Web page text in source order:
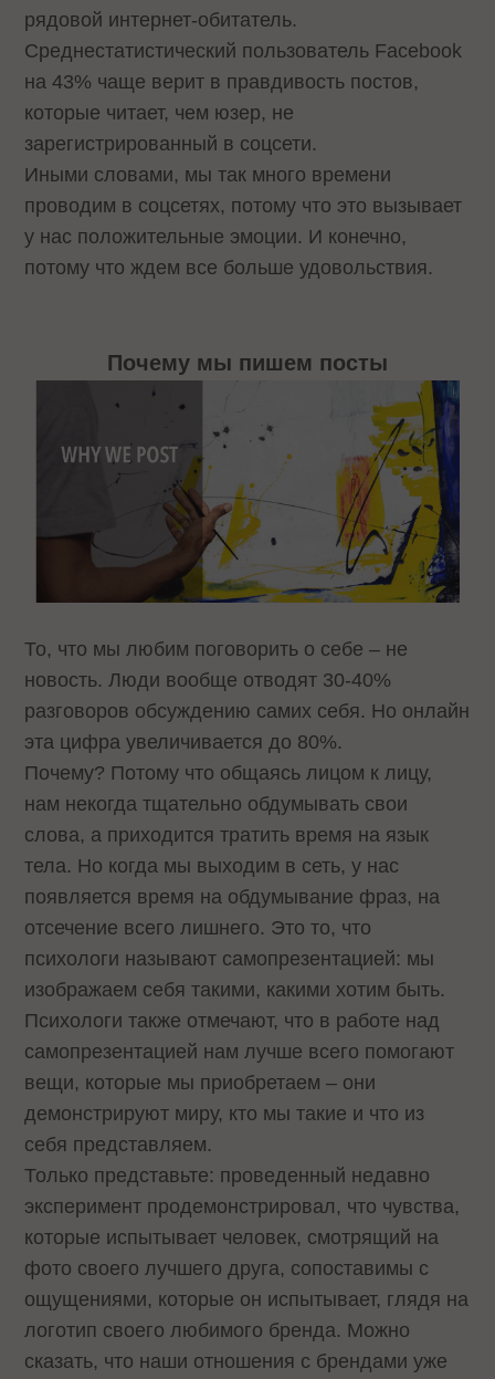
рядовой интернет-обитатель.
Среднестатистический пользователь Facebook
на 43% чаще верит в правдивость постов,
которые читает, чем юзер, не
зарегистрированный в соцсети.
Иными словами, мы так много времени
проводим в соцсетях, потому что это вызывает
у нас положительные эмоции. И конечно,
потому что ждем все больше удовольствия.
Почему мы пишем посты
То, что мы любим поговорить о себе – не
новость. Люди вообще отводят 30-40%
разговоров обсуждению самих себя. Но онлайн
эта цифра увеличивается до 80%.
Почему? Потому что общаясь лицом к лицу,
нам некогда тщательно обдумывать свои
слова, а приходится тратить время на язык
тела. Но когда мы выходим в сеть, у нас
появляется время на обдумывание фраз, на
отсечение всего лишнего. Это то, что
психологи называют самопрезентацией: мы
изображаем себя такими, какими хотим быть.
Психологи также отмечают, что в работе над
самопрезентацией нам лучше всего помогают
вещи, которые мы приобретаем – они
демонстрируют миру, кто мы такие и что из
себя представляем.
Только представьте: проведенный недавно
эксперимент продемонстрировал, что чувства,
которые испытывает человек, смотрящий на
фото своего лучшего друга, сопоставимы с
ощущениями, которые он испытывает, глядя на
логотип своего любимого бренда. Можно
сказать, что наши отношения с брендами уже